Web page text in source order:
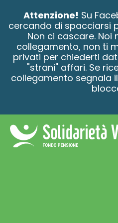
Attenzione! Su
cercando di spacciarsi
Non ci cascare. Noi
collegamento, non ti
privati per chiederti
"strani" affari. Se
collegamento segnala